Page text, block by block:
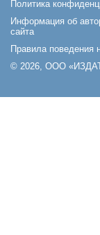
Политика
Информация об
сайта
Правила поведения
© 2026, ООО